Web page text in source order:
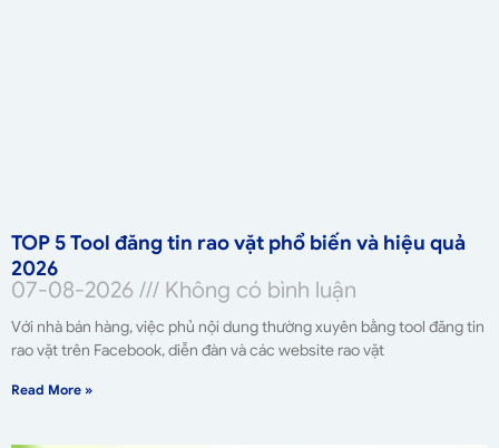
TOP 5 Tool đăng tin rao vặt phổ biến và hiệu quả
2026
07-08-2026 Không có bình luận
Với nhà bán hàng, việc phủ nội dung thường xuyên bằng tool đăng tin
rao vặt trên Facebook, diễn đàn và các website rao vặt
Read More »